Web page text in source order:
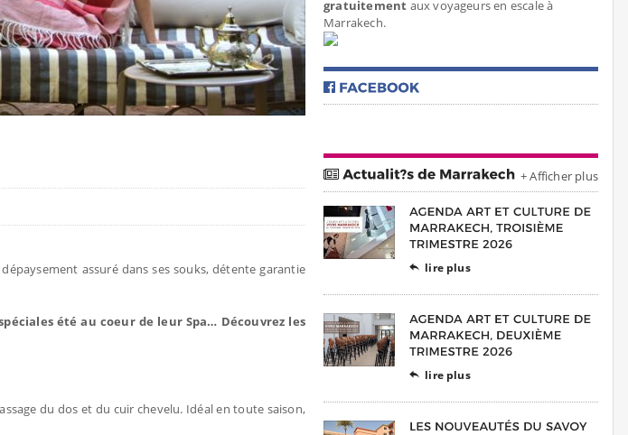
assuré dans ses souks, détente garantie
été au coeur de leur Spa… Découvrez les
du dos et du cuir chevelu. Idéal en toute saison,
gratuitement aux voyageurs en escale à
Marrakech.
+ Afficher plus
 lire plus
 lire plus